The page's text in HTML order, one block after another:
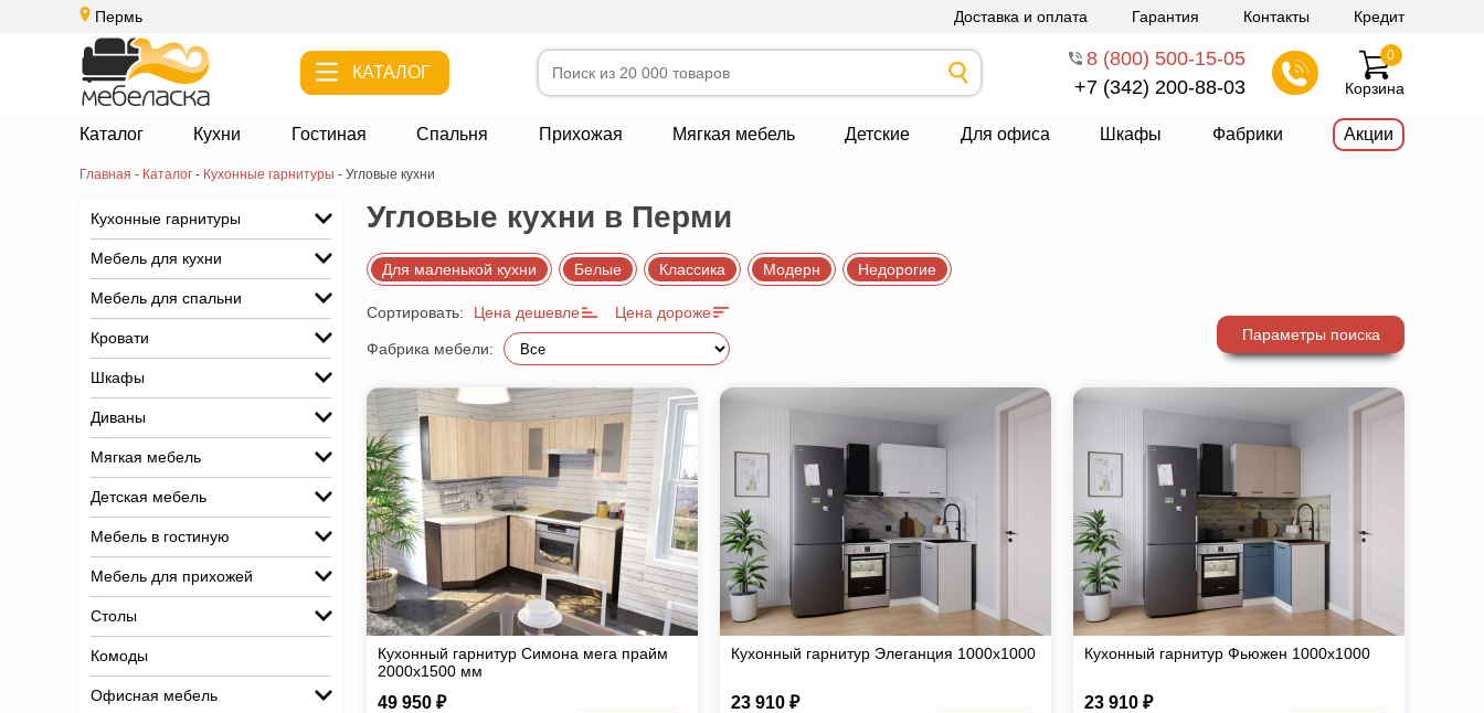
Пермь Доставка и оплата Гарантия Контакты Кредит
КАТАЛОГ
8 (800) 500-15-05
+7 (342) 200-88-03
Корзина
0
Каталог Кухни Гостиная Спальня Прихожая Мягкая мебель Детские Для офиса Шкафы Фабрики Акции
Главная - Каталог - Кухонные гарнитуры - Угловые кухни
Кухонные гарнитуры
Мебель для кухни
Мебель для спальни
Кровати
Шкафы
Диваны
Мягкая мебель
Детская мебель
Мебель в гостиную
Мебель для прихожей
Столы
Комоды
Офисная мебель
Угловые кухни в Перми
Для маленькой кухни Белые Классика Модерн Недорогие
Сортировать: Цена дешевле Цена дороже
Фабрика мебели:
Параметры поиска
Кухонный гарнитур Симона мега прайм
2000х1500 мм
49 950 ₽
Кухонный гарнитур Элеганция 1000х1000
23 910 ₽
Кухонный гарнитур Фьюжен 1000х1000
23 910 ₽